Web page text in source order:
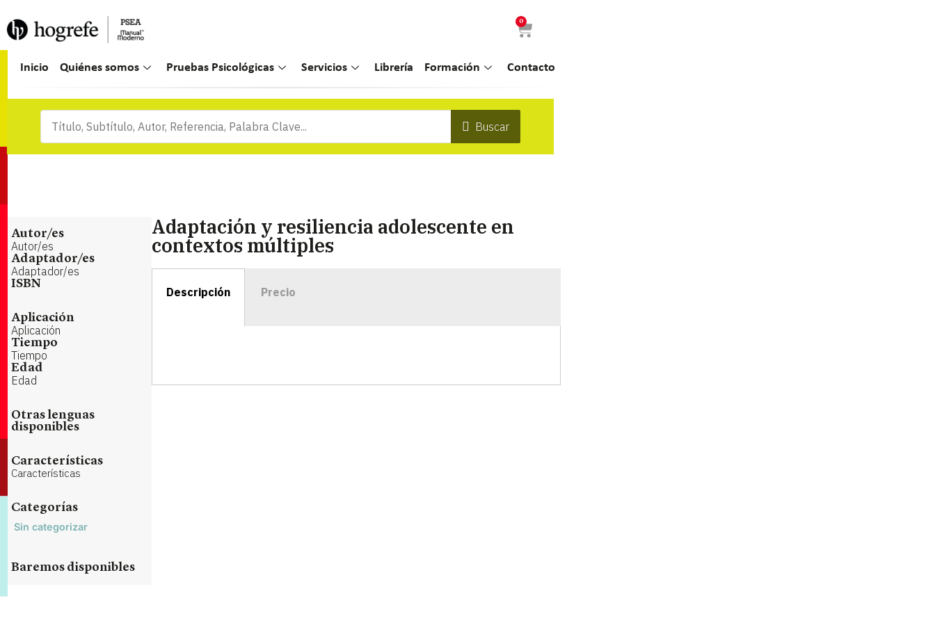
0
Inicio Quiénes somos Pruebas Psicológicas Servicios Librería Formación Contacto
Buscar
Autor/es
Autor/es
Adaptador/es
Adaptador/es
ISBN
Aplicación
Aplicación
Tiempo
Tiempo
Edad
Edad
Otras lenguas
disponibles
Características
Características
Categorías
Sin categorizar
Baremos disponibles
Adaptación y resiliencia adolescente en
contextos múltiples
Descripción Precio